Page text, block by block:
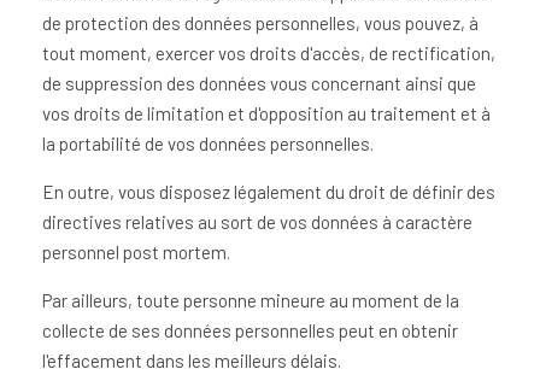
de protection des données personnelles, vous pouvez, à
tout moment, exercer vos droits d'accès, de rectification,
de suppression des données vous concernant ainsi que
vos droits de limitation et d'opposition au traitement et à
la portabilité de vos données personnelles.
En outre, vous disposez légalement du droit de définir des
directives relatives au sort de vos données à caractère
personnel post mortem.
Par ailleurs, toute personne mineure au moment de la
collecte de ses données personnelles peut en obtenir
l'effacement dans les meilleurs délais.